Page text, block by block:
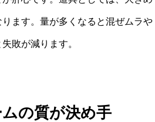
ます。量が多くなると混ぜムラや
敗が減ります。
の質が決め手